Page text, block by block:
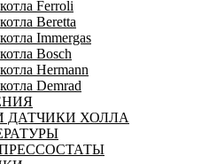
Ferroli
Beretta
Immergas
Bosch
Hermann
Demrad
ДАТЧИКИ ХОЛЛА